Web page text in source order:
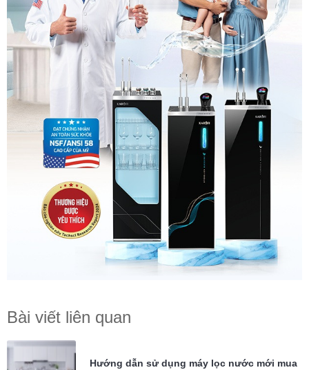
Bài viết liên quan
Hướng dẫn sử dụng máy lọc nước mới mua